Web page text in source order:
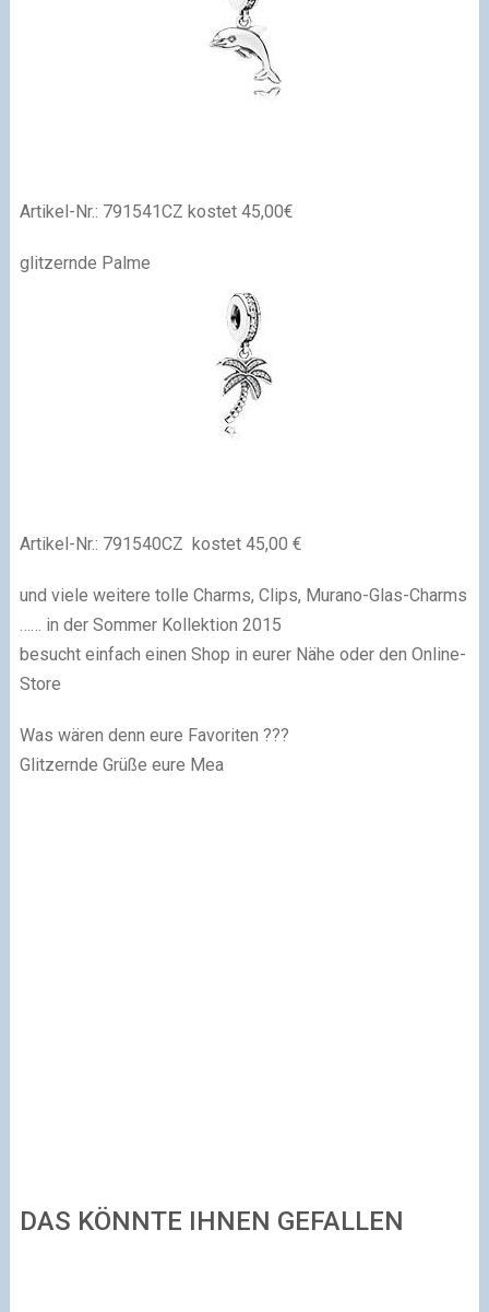
Artikel-Nr.: 791541CZ kostet 45,00€
glitzernde Palme
Artikel-Nr.: 791540CZ kostet 45,00 €
und viele weitere tolle Charms, Clips, Murano-Glas-Charms
…… in der Sommer Kollektion 2015
besucht einfach einen Shop in eurer Nähe oder den Online-
Store
Was wären denn eure Favoriten ???
Glitzernde Grüße eure Mea
DAS KÖNNTE IHNEN GEFALLEN